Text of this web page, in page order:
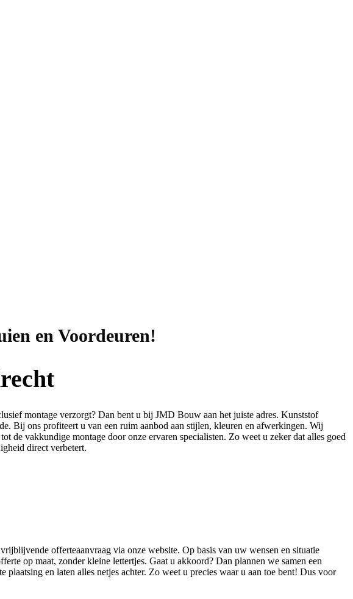
en Voordeuren!
montage verzorgt? Dan bent u bij JMD Bouw aan het juiste adres. Kunststof
Bij ons profiteert u van een ruim aanbod aan stijlen, kleuren en afwerkingen. Wij
vakkundige montage door onze ervaren specialisten. Zo weet u zeker dat alles goed
direct verbetert.
offerteaanvraag via onze website. Op basis van uw wensen en situatie
op maat, zonder kleine lettertjes. Gaat u akkoord? Dan plannen we samen een
en laten alles netjes achter. Zo weet u precies waar u aan toe bent! Dus voor